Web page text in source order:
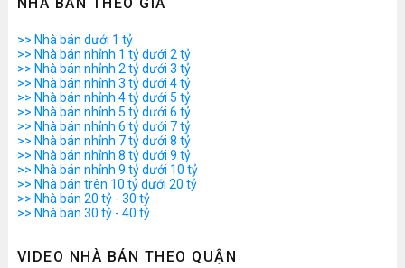
>> Nhà bán dưới 1 tỷ
>> Nhà bán nhỉnh 1 tỷ dưới 2 tỷ
>> Nhà bán nhỉnh 2 tỷ dưới 3 tỷ
>> Nhà bán nhỉnh 3 tỷ dưới 4 tỷ
>> Nhà bán nhỉnh 4 tỷ dưới 5 tỷ
>> Nhà bán nhỉnh 5 tỷ dưới 6 tỷ
>> Nhà bán nhỉnh 6 tỷ dưới 7 tỷ
>> Nhà bán nhỉnh 7 tỷ dưới 8 tỷ
>> Nhà bán nhỉnh 8 tỷ dưới 9 tỷ
>> Nhà bán nhỉnh 9 tỷ dưới 10 tỷ
>> Nhà bán trên 10 tỷ dưới 20 tỷ
>> Nhà bán 20 tỷ - 30 tỷ
>> Nhà bán 30 tỷ - 40 tỷ
VIDEO NHÀ BÁN THEO QUẬN